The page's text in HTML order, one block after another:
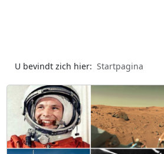
U bevindt zich hier: Startpagina